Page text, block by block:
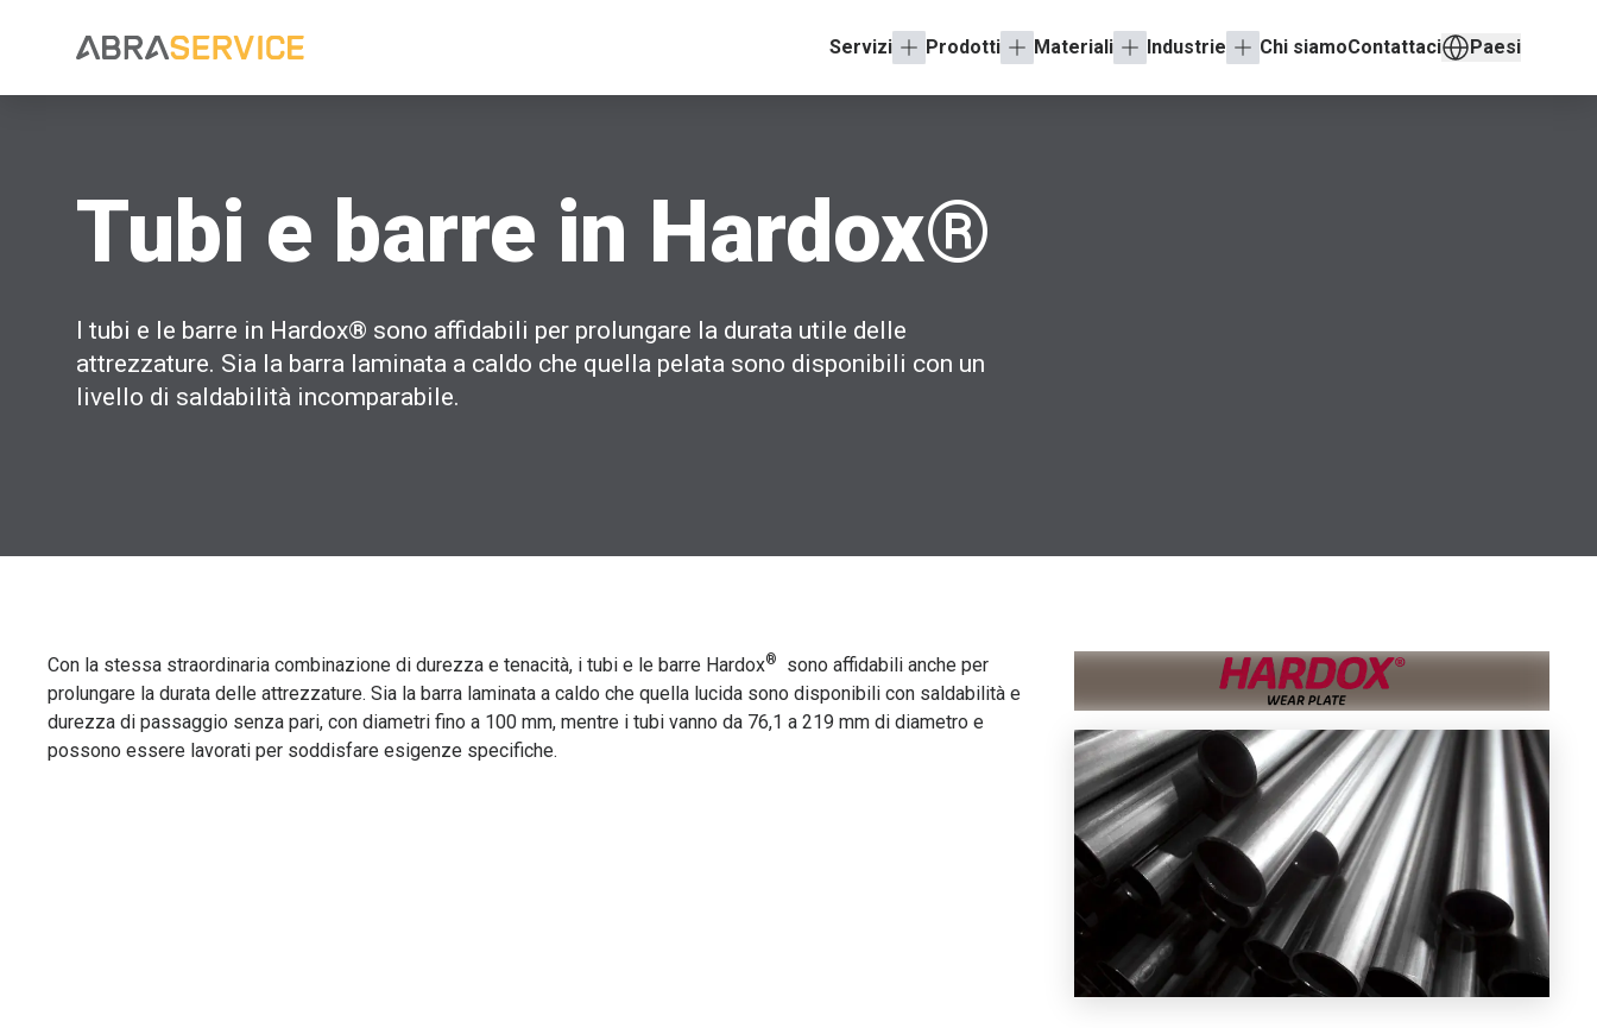
Servizi Prodotti Materiali Industrie Chi siamoContattaci Paesi
Tubi e barre in Hardox®
I tubi e le barre in Hardox® sono affidabili per prolungare la durata utile delle
attrezzature. Sia la barra laminata a caldo che quella pelata sono disponibili con un
livello di saldabilità incomparabile.
Con la stessa straordinaria combinazione di durezza e tenacità, i tubi e le barre Hardox®
sono affidabili anche per
prolungare la durata delle attrezzature. Sia la barra laminata a caldo che quella lucida sono disponibili con saldabilità e
durezza di passaggio senza pari, con diametri fino a 100 mm, mentre i tubi vanno da 76,1 a 219 mm di diametro e
possono essere lavorati per soddisfare esigenze specifiche.